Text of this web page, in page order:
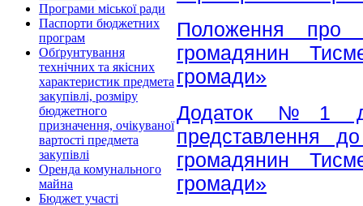
Програми міської ради
Паспорти бюджетних
програм
Обґрунтування
технічних та якісних
характеристик предмета
закупівлі, розміру
бюджетного
призначення, очікуваної
вартості предмета
закупівлі
Оренда комунального
майна
Бюджет участі
Положення про
громадянин
громади»
Додаток №1
представлення
громадянин
громади»